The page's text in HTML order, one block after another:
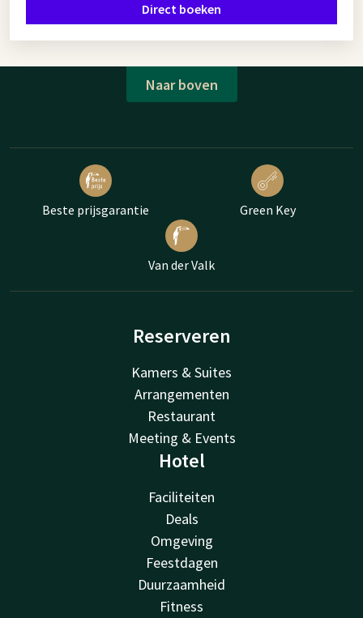
Direct boeken
Naar boven
Beste prijsgarantie Green Key
Van der Valk
Reserveren
Kamers & Suites
Arrangementen
Restaurant
Meeting & Events
Hotel
Faciliteiten
Deals
Omgeving
Feestdagen
Duurzaamheid
Fitness